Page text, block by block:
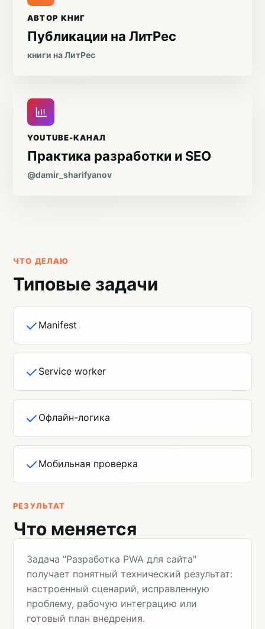
АВТОР КНИГ
Публикации на ЛитРес
книги на ЛитРес
YOUTUBE-КАНАЛ
Практика разработки и SEO
@damir_sharifyanov
ЧТО ДЕЛАЮ
Типовые задачи
Manifest
Service worker
Офлайн-логика
Мобильная проверка
РЕЗУЛЬТАТ
Что меняется
Задача "Разработка PWA для сайта"
получает понятный технический результат:
настроенный сценарий, исправленную
проблему, рабочую интеграцию или
готовый план внедрения.